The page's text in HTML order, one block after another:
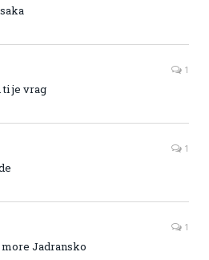
1
ti je vrag
1
1
more Jadransko